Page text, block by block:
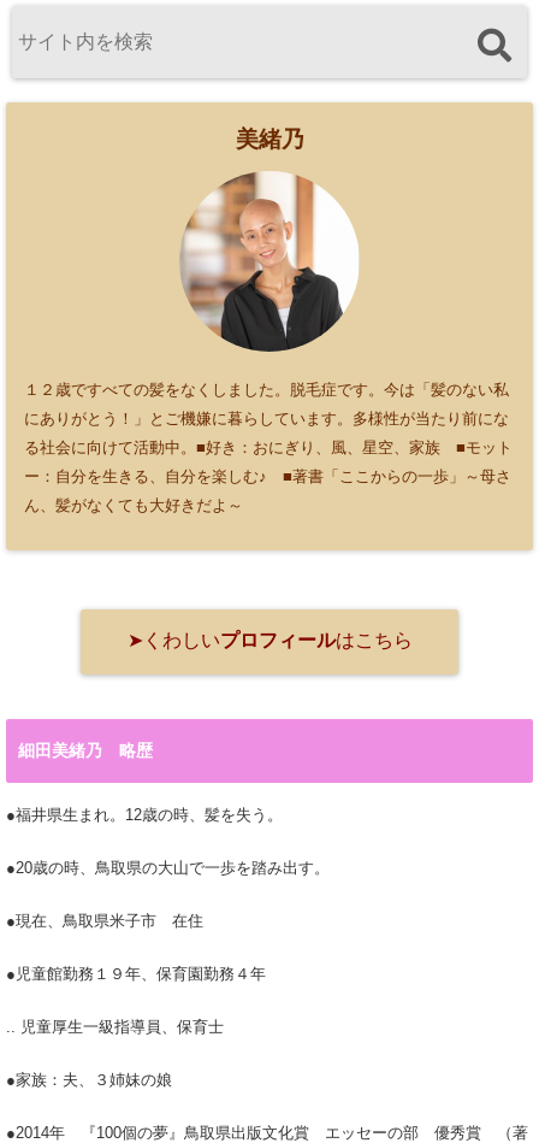
美緒乃
１２歳ですべての髪をなくしました。脱毛症です。今は「髪のない私
にありがとう！」とご機嫌に暮らしています。多様性が当たり前にな
る社会に向けて活動中。■好き：おにぎり、風、星空、家族 ■モット
ー：自分を生きる、自分を楽しむ♪ ■著書「ここからの一歩」～母さ
ん、髪がなくても大好きだよ～
➤くわしいプロフィールはこちら
細田美緒乃 略歴
●福井県生まれ。12歳の時、髪を失う。
●20歳の時、鳥取県の大山で一歩を踏み出す。
●現在、鳥取県米子市 在住
●児童館勤務１９年、保育園勤務４年
.. 児童厚生一級指導員、保育士
●家族：夫、３姉妹の娘
●2014年 『100個の夢』鳥取県出版文化賞 エッセーの部 優秀賞 （著